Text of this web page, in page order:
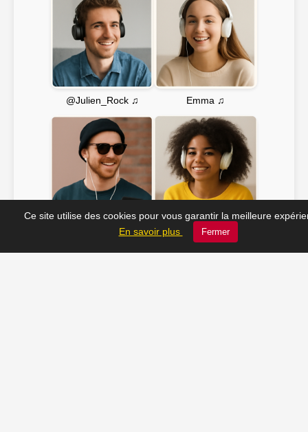
@Julien_Rock ♫ Emma ♫
JC_13 ♫ Soline ♫
Ce site utilise des cookies pour vous garantir la meilleure
En savoir plus
Fermer